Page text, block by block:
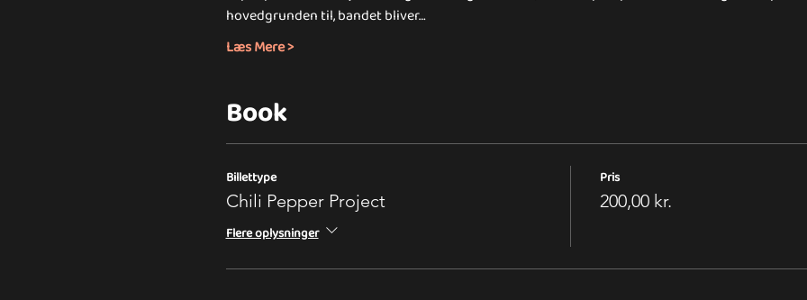
hovedgrunden til, bandet bliver…
Læs Mere >
Book
Billettype
Chili Pepper Project
Flere oplysninger
Pris
200,00 kr.